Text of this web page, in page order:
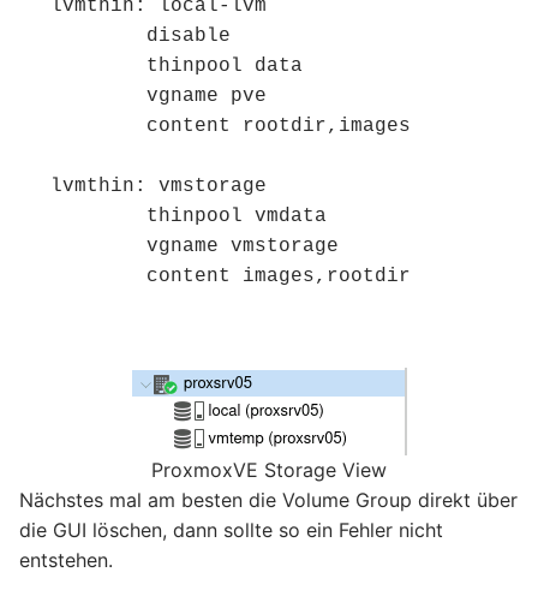
lvmthin: local-lvm
lvmthin: vmstorage
	content images,rootdir
ProxmoxVE Storage View
Nächstes mal am besten die Volume Group direkt über
die GUI löschen, dann sollte so ein Fehler nicht
entstehen.